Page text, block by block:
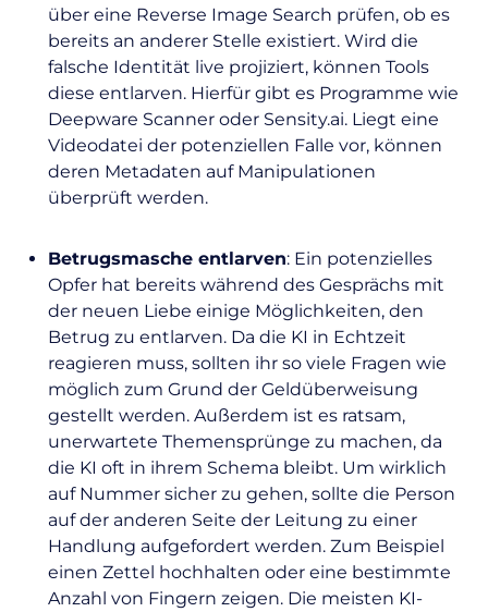
über eine Reverse Image Search prüfen, ob es
bereits an anderer Stelle existiert. Wird die
falsche Identität live projiziert, können Tools
diese entlarven. Hierfür gibt es Programme wie
Deepware Scanner oder Sensity.ai. Liegt eine
Videodatei der potenziellen Falle vor, können
deren Metadaten auf Manipulationen
überprüft werden.
Betrugsmasche entlarven: Ein potenzielles
Opfer hat bereits während des Gesprächs mit
der neuen Liebe einige Möglichkeiten, den
Betrug zu entlarven. Da die KI in Echtzeit
reagieren muss, sollten ihr so viele Fragen wie
möglich zum Grund der Geldüberweisung
gestellt werden. Außerdem ist es ratsam,
unerwartete Themensprünge zu machen, da
die KI oft in ihrem Schema bleibt. Um wirklich
auf Nummer sicher zu gehen, sollte die Person
auf der anderen Seite der Leitung zu einer
Handlung aufgefordert werden. Zum Beispiel
einen Zettel hochhalten oder eine bestimmte
Anzahl von Fingern zeigen. Die meisten KI-